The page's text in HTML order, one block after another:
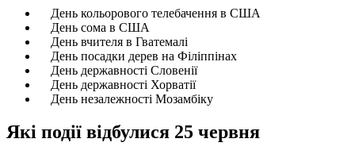
День кольорового телебачення в США
День сома в США
День вчителя в Гватемалі
День посадки дерев на Філіппінах
День державності Словенії
День державності Хорватії
День незалежності Мозамбіку
Які події відбулися 25 червня